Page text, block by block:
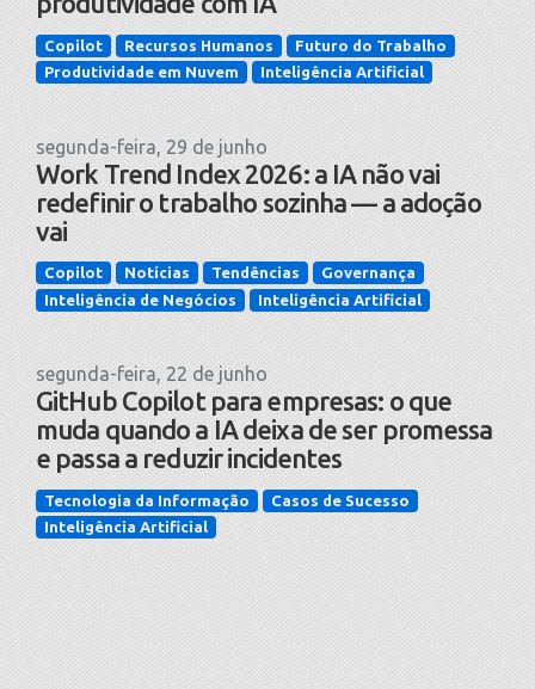
Copilot Recursos Humanos
Futuro do Trabalho
Produtividade em Nuvem
Inteligência Artificial
segunda-feira, 29 de junho
Work Trend Index 2026: a IA não vai
redefinir o trabalho sozinha — a adoção
vai
Copilot Notícias Tendências
Governança
Inteligência de Negócios
Inteligência Artificial
segunda-feira, 22 de junho
GitHub Copilot para empresas: o que
muda quando a IA deixa de ser promessa
e passa a reduzir incidentes
Tecnologia da Informação
Casos de Sucesso
Inteligência Artificial